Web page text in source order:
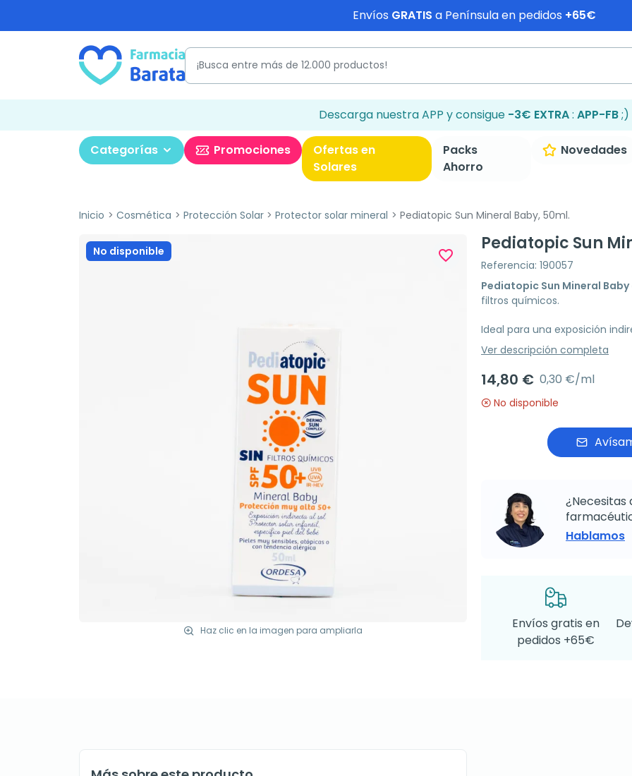
Envíos GRATIS a Península en pedidos +65€
Descarga nuestra APP y consigue -3€ EXTRA: APP-FB;)
Categorías Promociones
Ofertas en
Solares
Packs
Ahorro
Novedades
Inicio Cosmética Protección Solar Protector solar mineral Pediatopic Sun Mineral Baby, 50ml.
No disponible
Haz clic en la imagen para ampliarla
favorite_border
Pediatopic Sun
Referencia: 190057
Pediatopic Sun Mineral Baby
filtros químicos.
Ideal para una exposición
Ver descripción completa
14,80 € 0,30 €/ml
No disponible
¿Necesitas
Hablamos
Envíos gratis en
pedidos +65€